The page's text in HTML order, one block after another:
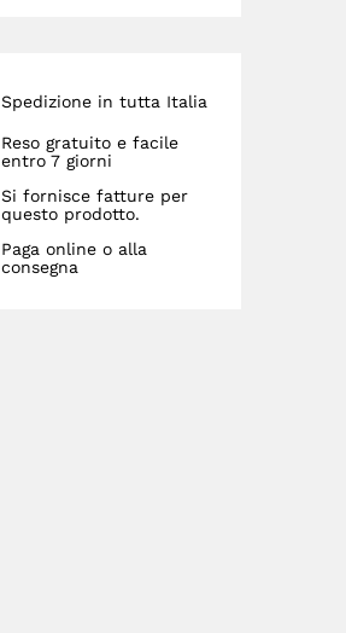
Spedizione in tutta Italia
Reso gratuito e facile
entro 7 giorni
Si fornisce fatture per
questo prodotto.
Paga online o alla
consegna